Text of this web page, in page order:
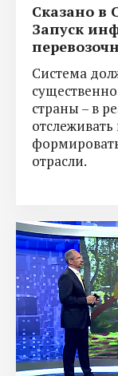
Сказано в
Запуск
Система
страны – в
отрасли.